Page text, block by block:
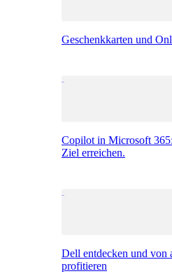
Geschenkkarten und
Copilot in Microsoft
Ziel erreichen.
Dell entdecken und von
profitieren